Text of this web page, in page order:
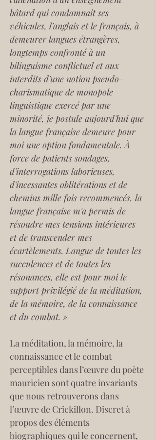
bâtard qui condamnait ses
véhicules, l'anglais et le français, à
demeurer langues étrangères,
longtemps confronté à un
bilinguisme conflictuel et aux
interdits d'une notion pseudo-
charismatique de monopole
linguistique exercé par une
minorité, je postule aujourd'hui que
la langue française demeure pour
moi une option fondamentale. À
force de patients sondages,
d'interrogations laborieuses,
d'incessantes oblitérations et de
chemins mille fois recommencés, la
langue française m'a permis de
résoudre mes tensions intérieures
et de transcender mes
écartèlements. Langue de toutes les
succulences et de toutes les
résonances, elle est pour moi le
support privilégié de la méditation,
de la mémoire, de la connaissance
et du combat. »
La méditation, la mémoire, la
connaissance et le combat
perceptibles dans l’œuvre du poète
mauricien sont quatre invariants
que nous retrouverons dans
l’œuvre de Crickillon. Discret à
propos des éléments
biographiques qui le concernent,